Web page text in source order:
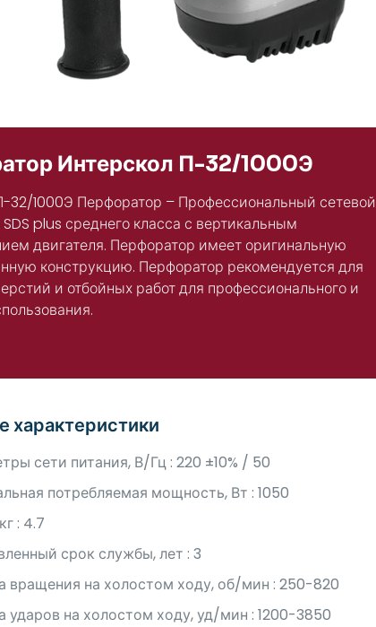
Интерскол П-32/1000Э
32/1000Э Перфоратор – Профессиональный сетевой
plus среднего класса с вертикальным
двигателя. Перфоратор имеет оригинальную
конструкцию. Перфоратор рекомендуется для
и отбойных работ для профессионального и
характеристики
сети питания, В/Гц : 220 ±10% / 50
потребляемая мощность, Вт : 1050
: 4.7
срок службы, лет : 3
вращения на холостом ходу, об/мин : 250-820
ударов на холостом ходу, уд/мин : 1200-3850